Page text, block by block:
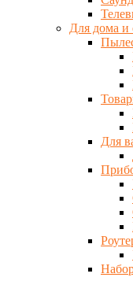
Для дома и
Для